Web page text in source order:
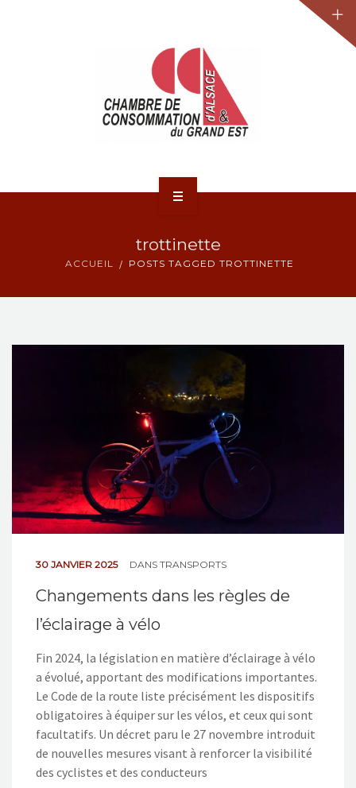
trottinette
ACCUEIL POSTS TAGGED TROTTINETTE
30 JANVIER 2025 DANS TRANSPORTS
Changements dans les règles de
l’éclairage à vélo
Fin 2024, la législation en matière d’éclairage à vélo
a évolué, apportant des modifications importantes.
Le Code de la route liste précisément les dispositifs
obligatoires à équiper sur les vélos, et ceux qui sont
facultatifs. Un décret paru le 27 novembre introduit
de nouvelles mesures visant à renforcer la visibilité
des cyclistes et des conducteurs